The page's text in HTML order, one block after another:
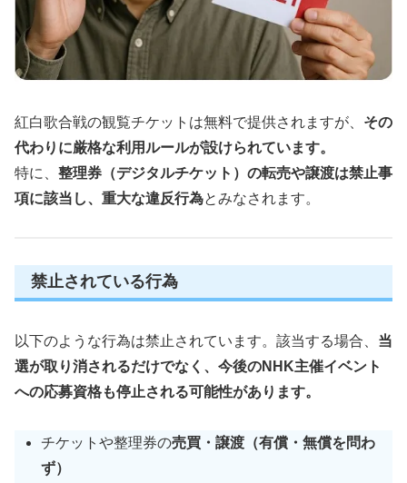
紅白歌合戦の観覧チケットは無料で提供されますが、 その
代わりに厳格な利用ルールが設けられています。
特に、 整理券（デジタルチケット）の転売や譲渡は禁止事
項に該当し、重大な違反行為とみなされます。
禁止されている行為
以下のような行為は禁止されています。該当する場合、 当
選が取り消されるだけでなく、今後のNHK主催イベント
への応募資格も停止される可能性があります。
チケットや整理券の売買・譲渡（有償・無償を問わ
ず）